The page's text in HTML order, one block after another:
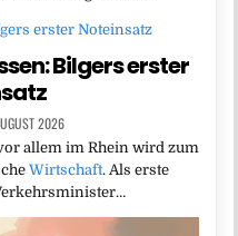
Bilgers erster
2026
allem im Rhein wird zum
Wirtschaft. Als erste